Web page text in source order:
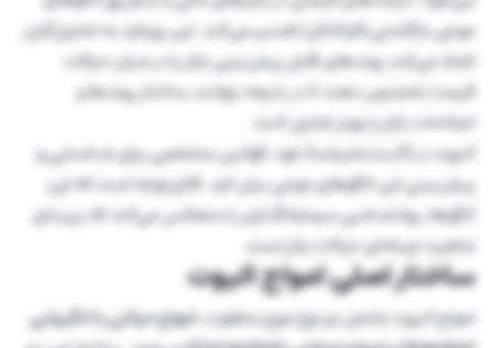
موجی بازگشتی (فراکتال) تفسیر می‌کند. این رویکرد به تحلیل‌گران
کمک می‌کند روندهای قابل پیش‌بینی بازار را در میان حرکات
قیمت تشخیص دهند تا در نتیجه بتوانند ساختار روندها و
اصلاحات بازار را بهتر تحلیل کنند.
الیوت در آثار منتشرشدهٔ خود، قوانین مشخصی برای شناسایی و
پیش‌بینی این الگوهای موجی بیان کرد. قابل‌توجه است که این
الگوها، روانشناسی سرمایه‌گذاران را منعکس می‌کند که زیربنای
ماهیت چرخه‌ای حرکات بازار است.
ساختار اصلی امواج الیوت
امواج الیوت شامل دو نوع موج متفاوت،امواج حرکتی یا انگیزشی